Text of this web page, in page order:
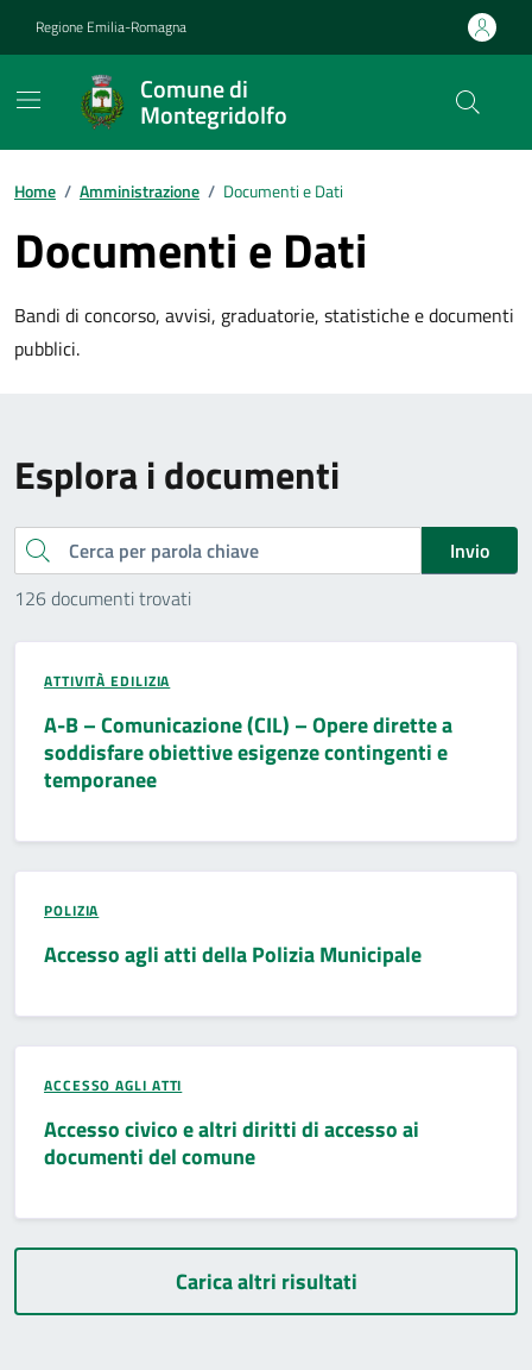
Regione Emilia-Romagna
Comune di
Montegridolfo
Contenuti in evidenza
Home / Amministrazione / Documenti e Dati
Documenti e Dati
Bandi di concorso, avvisi, graduatorie, statistiche e documenti
pubblici.
Esplora i documenti
Cerca
Invio
126 documenti trovati
ATTIVITÀ EDILIZIA
A-B – Comunicazione (CIL) – Opere dirette a
soddisfare obiettive esigenze contingenti e
temporanee
POLIZIA
Accesso agli atti della Polizia Municipale
ACCESSO AGLI ATTI
Accesso civico e altri diritti di accesso ai
documenti del comune
Carica altri risultati